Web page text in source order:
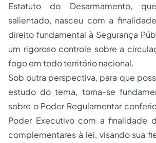
Estatuto do Desarmamento,
salientado, nasceu com a
direito fundamental à Segurança
um rigoroso controle sobre a
fogo em todo território nacional.
Sob outra perspectiva, para que
estudo do tema, torna-se
sobre o Poder Regulamentar
Poder Executivo com a finalidade
complementares à lei, visando sua